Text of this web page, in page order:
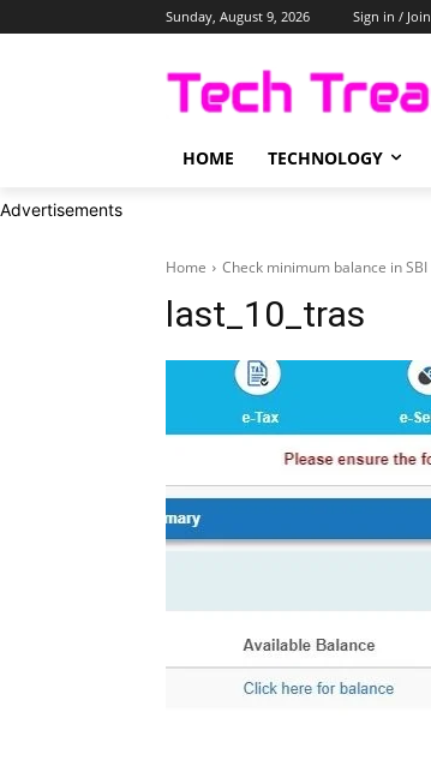
Sunday, August 9, 2026 Sign in / Join
HOME TECHNOLOGY
Advertisements
Home Check minimum balance in SBI
last_10_tras